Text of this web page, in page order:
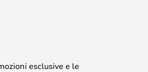
esclusive e le